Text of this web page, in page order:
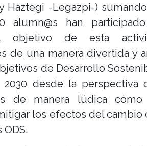
Haztegi -Legazpi-)
alumn@s han
objetivo de esta
de una manera divertida y
de Desarrollo
desde la perspectiva
de manera lúdica
los efectos del cambio
ODS.